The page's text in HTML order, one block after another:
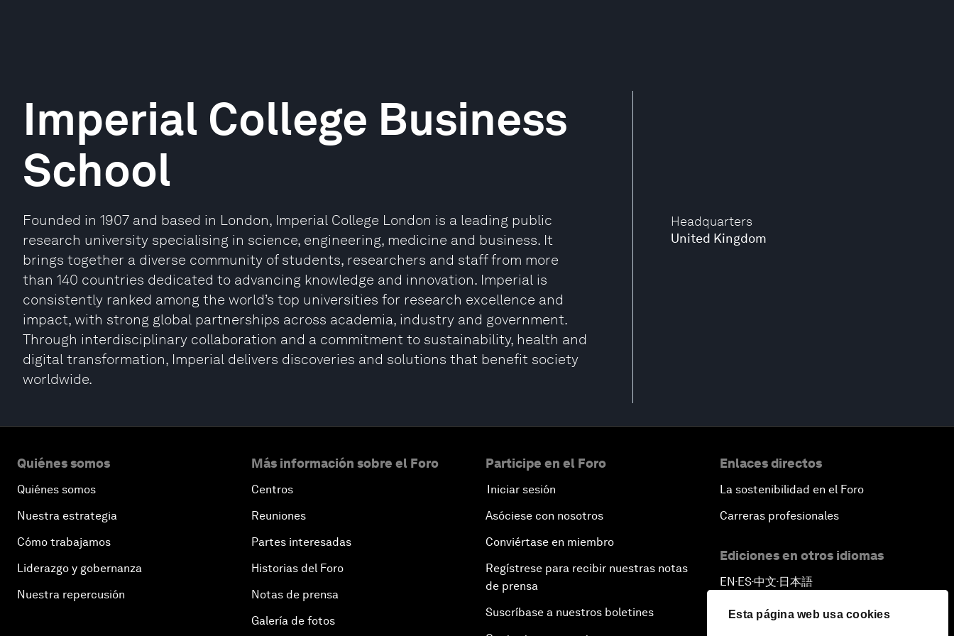
Esta página web usa cookies
Headquarters
United Kingdom
Imperial College Business
School
Founded in 1907 and based in London, Imperial College London is a leading public
research university specialising in science, engineering, medicine and business. It
brings together a diverse community of students, researchers and staff from more
than 140 countries dedicated to advancing knowledge and innovation. Imperial is
consistently ranked among the world’s top universities for research excellence and
impact, with strong global partnerships across academia, industry and government.
Through interdisciplinary collaboration and a commitment to sustainability, health and
digital transformation, Imperial delivers discoveries and solutions that benefit society
worldwide.
Quiénes somos
Quiénes somos
Nuestra estrategia
Cómo trabajamos
Liderazgo y gobernanza
Nuestra repercusión
Más información sobre el Foro
Centros
Reuniones
Partes interesadas
Historias del Foro
Notas de prensa
Galería de fotos
Participe en el Foro
Iniciar sesión
Asóciese con nosotros
Conviértase en miembro
Regístrese para recibir nuestras notas
de prensa
Suscríbase a nuestros boletines
Enlaces directos
La sostenibilidad en el Foro
Carreras profesionales
Ediciones en otros idiomas
EN ▪ES▪中文▪ 日本語